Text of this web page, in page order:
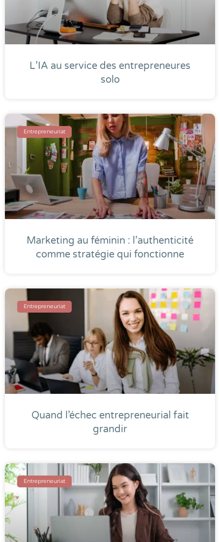
L’IA au service des entrepreneures
solo
Entrepreneuriat
Marketing au féminin : l’authenticité
comme stratégie qui fonctionne
Entrepreneuriat
Quand l’échec entrepreneurial fait
grandir
Entrepreneuriat